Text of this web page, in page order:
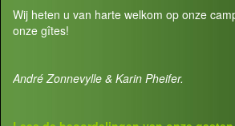
Wij heten u van harte welkom op onze
onze gîtes!
André Zonnevylle & Karin Pheifer.